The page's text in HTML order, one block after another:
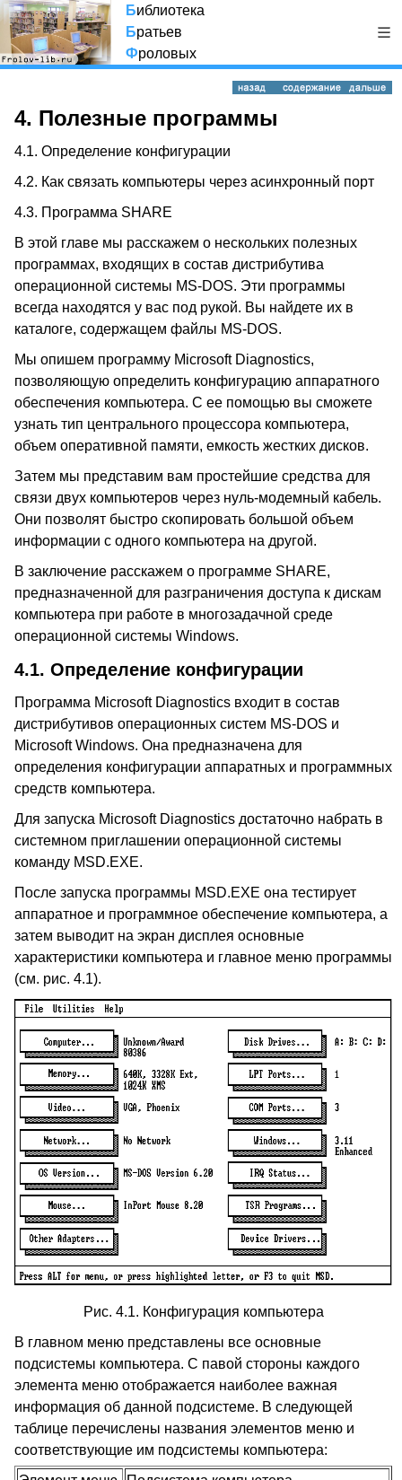
Библиотека
Братьев
Фроловых
4. Полезные программы
4.1. Определение конфигурации
4.2. Как связать компьютеры через асинхронный порт
4.3. Программа SHARE
В этой главе мы расскажем о нескольких полезных
программах, входящих в состав дистрибутива
операционной системы MS-DOS. Эти программы
всегда находятся у вас под рукой. Вы найдете их в
каталоге, содержащем файлы MS-DOS.
Мы опишем программу Microsoft Diagnostics,
позволяющую определить конфигурацию аппаратного
обеспечения компьютера. С ее помощью вы сможете
узнать тип центрального процессора компьютера,
объем оперативной памяти, емкость жестких дисков.
Затем мы представим вам простейшие средства для
связи двух компьютеров через нуль-модемный кабель.
Они позволят быстро скопировать большой объем
информации с одного компьютера на другой.
В заключение расскажем о программе SHARE,
предназначенной для разграничения доступа к дискам
компьютера при работе в многозадачной среде
операционной системы Windows.
4.1. Определение конфигурации
Программа Microsoft Diagnostics входит в состав
дистрибутивов операционных систем MS-DOS и
Microsoft Windows. Она предназначена для
определения конфигурации аппаратных и программных
средств компьютера.
Для запуска Microsoft Diagnostics достаточно набрать в
системном приглашении операционной системы
команду MSD.EXE.
После запуска программы MSD.EXE она тестирует
аппаратное и программное обеспечение компьютера, а
затем выводит на экран дисплея основные
характеристики компьютера и главное меню программы
(см. рис. 4.1).
Рис. 4.1. Конфигурация компьютера
В главном меню представлены все основные
подсистемы компьютера. С павой стороны каждого
элемента меню отображается наиболее важная
информация об данной подсистеме. В следующей
таблице перечислены названия элементов меню и
соответствующие им подсистемы компьютера: